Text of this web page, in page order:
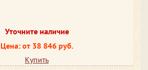
Уточните наличие
Цена: от 38 846 руб.
Купить